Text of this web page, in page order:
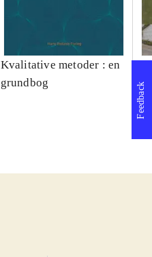
Kvalitative metoder : en
grundbog
Feedback